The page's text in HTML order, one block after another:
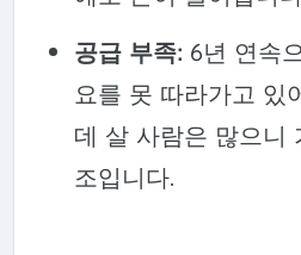
공급 부족: 6년 연속
요를 못 따라가고 있
데 살 사람은 많으니
조입니다.